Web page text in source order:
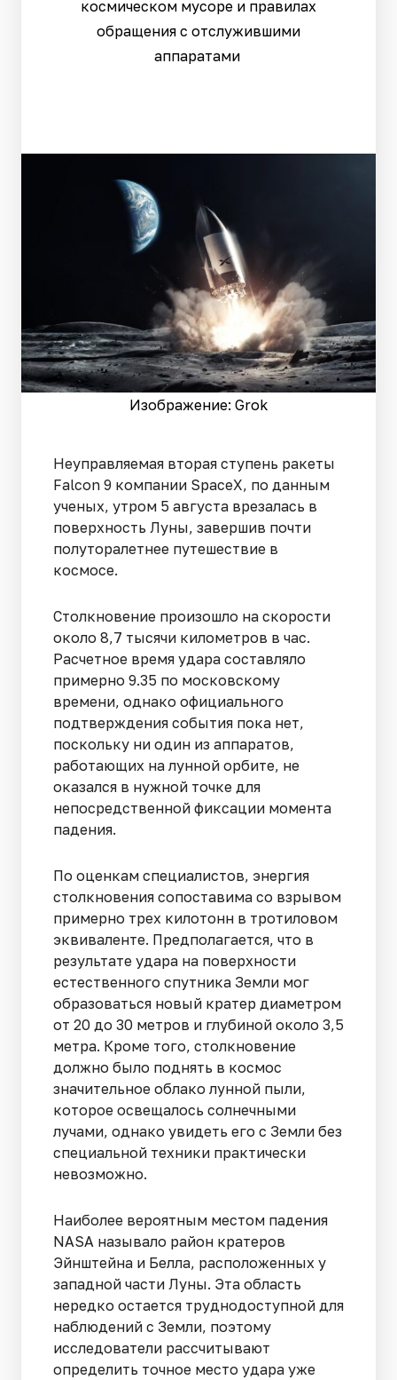
космическом мусоре и правилах
обращения с отслужившими
аппаратами
Изображение: Grok
Неуправляемая вторая ступень ракеты
Falcon 9 компании SpaceX, по данным
ученых, утром 5 августа врезалась в
поверхность Луны, завершив почти
полуторалетнее путешествие в
космосе.
Столкновение произошло на скорости
около 8,7 тысячи километров в час.
Расчетное время удара составляло
примерно 9.35 по московскому
времени, однако официального
подтверждения события пока нет,
поскольку ни один из аппаратов,
работающих на лунной орбите, не
оказался в нужной точке для
непосредственной фиксации момента
падения.
По оценкам специалистов, энергия
столкновения сопоставима со взрывом
примерно трех килотонн в тротиловом
эквиваленте. Предполагается, что в
результате удара на поверхности
естественного спутника Земли мог
образоваться новый кратер диаметром
от 20 до 30 метров и глубиной около 3,5
метра. Кроме того, столкновение
должно было поднять в космос
значительное облако лунной пыли,
которое освещалось солнечными
лучами, однако увидеть его с Земли без
специальной техники практически
невозможно.
Наиболее вероятным местом падения
NASA называло район кратеров
Эйнштейна и Белла, расположенных у
западной части Луны. Эта область
нередко остается труднодоступной для
наблюдений с Земли, поэтому
исследователи рассчитывают
определить точное место удара уже